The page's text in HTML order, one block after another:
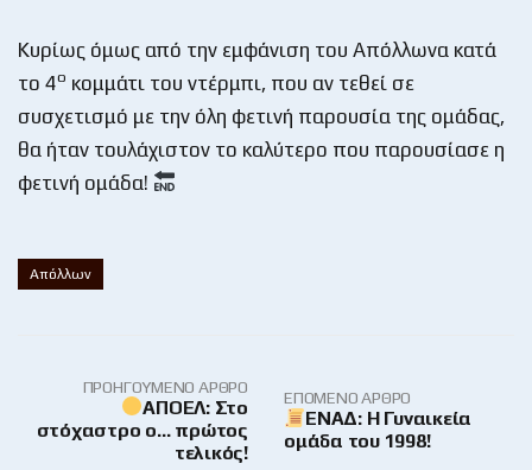
Κυρίως όμως από την εμφάνιση του Απόλλωνα κατά
το 4ο κομμάτι του ντέρμπι, που αν τεθεί σε
συσχετισμό με την όλη φετινή παρουσία της ομάδας,
θα ήταν τουλάχιστον το καλύτερο που παρουσίασε η
φετινή ομάδα!
Απόλλων
ΠΡΟΗΓΟΎΜΕΝΟ ΆΡΘΡΟ
ΑΠΟΕΛ: Στο
στόχαστρο ο… πρώτος
τελικός!
ΕΠΌΜΕΝΟ ΆΡΘΡΟ
ΕΝΑΔ: Η Γυναικεία
ομάδα του 1998!